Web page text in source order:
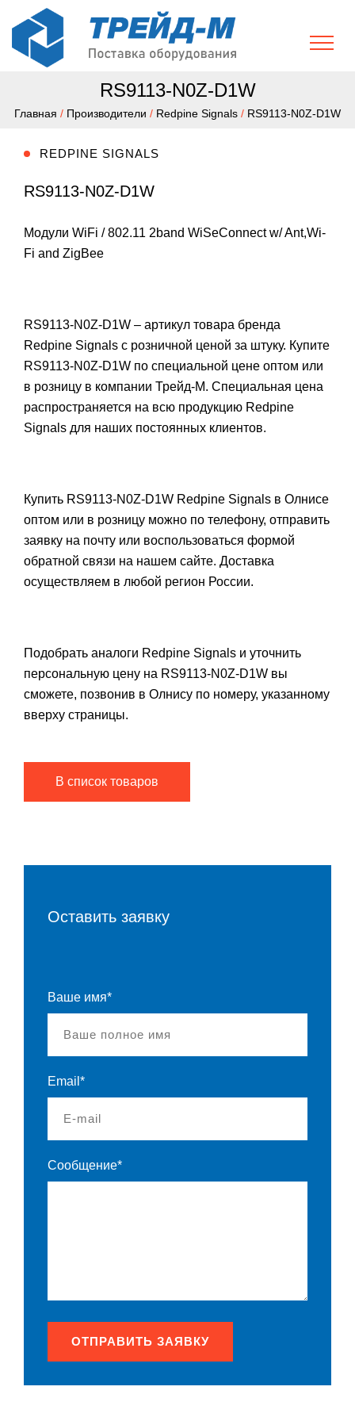
RS9113-N0Z-D1W
Главная / Производители / Redpine Signals / RS9113-N0Z-D1W
REDPINE SIGNALS
RS9113-N0Z-D1W
Модули WiFi / 802.11 2band WiSeConnect w/ Ant,Wi-
Fi and ZigBee
RS9113-N0Z-D1W – артикул товара бренда
Redpine Signals с розничной ценой за штуку. Купите
RS9113-N0Z-D1W по специальной цене оптом или
в розницу в компании Трейд-М. Специальная цена
распространяется на всю продукцию Redpine
Signals для наших постоянных клиентов.
Купить RS9113-N0Z-D1W Redpine Signals в Олнисе
оптом или в розницу можно по телефону, отправить
заявку на почту или воспользоваться формой
обратной связи на нашем сайте. Доставка
осуществляем в любой регион России.
Подобрать аналоги Redpine Signals и уточнить
персональную цену на RS9113-N0Z-D1W вы
сможете, позвонив в Олнису по номеру, указанному
вверху страницы.
В список товаров
Оставить заявку
Ваше имя*
Email*
Сообщение*
ОТПРАВИТЬ ЗАЯВКУ